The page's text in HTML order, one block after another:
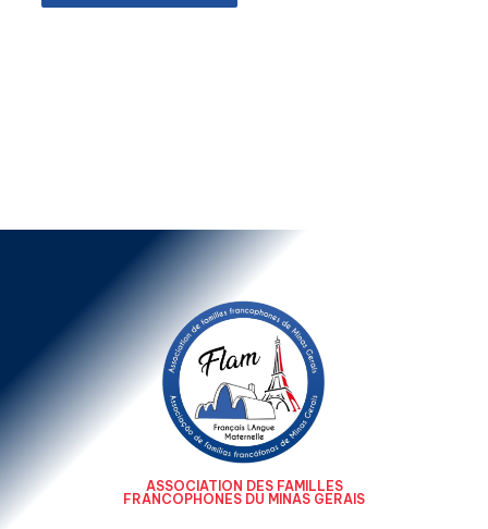
ASSOCIATION DES FAMILLES
FRANCOPHONES DU MINAS GERAIS